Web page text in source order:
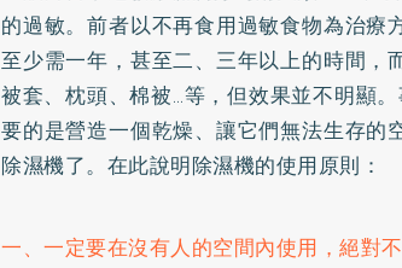
的過敏。前者以不再食用過敏食物為治療
至少需一年，甚至二、三年以上的時間，
被套、枕頭、棉被…等，但效果並不明顯
要的是營造一個乾燥、讓它們無法生存的
除濕機了。在此說明除濕機的使用原則：
一、一定要在沒有人的空間內使用，絕對